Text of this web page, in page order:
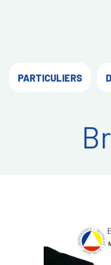
PARTICULIERS